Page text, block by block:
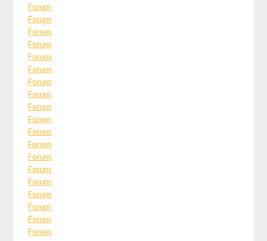
Forum
Forum
Forum
Forum
Forum
Forum
Forum
Forum
Forum
Forum
Forum
Forum
Forum
Forum
Forum
Forum
Forum
Forum
Forum